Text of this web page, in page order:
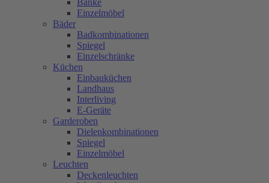
Einzelmöbel
Bäder
Badkombinationen
Spiegel
Einzelschränke
Küchen
Einbauküchen
Landhaus
Interliving
E-Geräte
Garderoben
Dielenkombinationen
Spiegel
Einzelmöbel
Leuchten
Deckenleuchten